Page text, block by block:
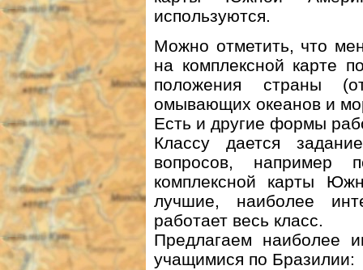
используются.
Можно отметить, что
на комплексной карте
положения страны
омывающих океанов и
Есть и другие формы
Классу дается
вопросов, например
комплексной карты
лучшие, наиболее
работает весь класс.
Предлагаем наиболее
учащимися по Бразилии: